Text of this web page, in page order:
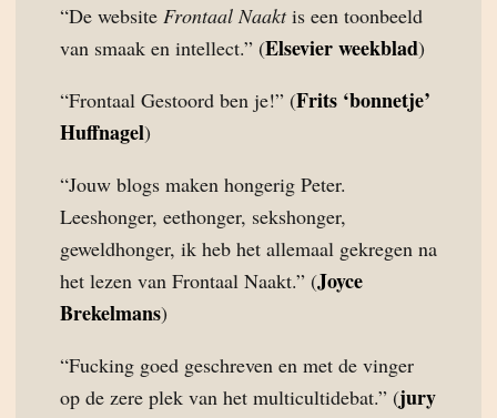
“De website Frontaal Naaktis een toonbeeld
van smaak en intellect.” (Elsevier weekblad)
“Frontaal Gestoord ben je!” (Frits ‘bonnetje’
Huffnagel)
“Jouw blogs maken hongerig Peter.
Leeshonger, eethonger, sekshonger,
geweldhonger, ik heb het allemaal gekregen na
het lezen van Frontaal Naakt.” (Joyce
Brekelmans)
“Fucking goed geschreven en met de vinger
op de zere plek van het multicultidebat.” (jury